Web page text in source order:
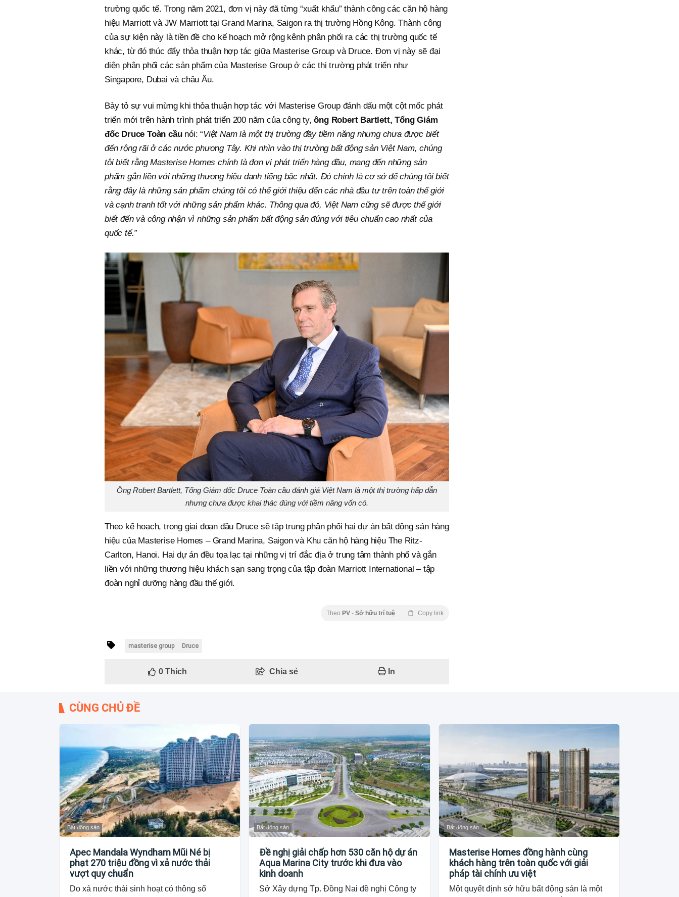
trường quốc tế. Trong năm 2021, đơn vị này đã từng “xuất khẩu” thành công các căn hộ hàng
hiệu Marriott và JW Marriott tại Grand Marina, Saigon ra thị trường Hồng Kông. Thành công
của sự kiện này là tiền đề cho kế hoạch mở rộng kênh phân phối ra các thị trường quốc tế
khác, từ đó thúc đẩy thỏa thuận hợp tác giữa Masterise Group và Druce. Đơn vị này sẽ đại
diện phân phối các sản phẩm của Masterise Group ở các thị trường phát triển như
Singapore, Dubai và châu Âu.
Bày tỏ sự vui mừng khi thỏa thuận hợp tác với Masterise Group đánh dấu một cột mốc phát
triển mới trên hành trình phát triển 200 năm của công ty,ông Robert Bartlett, Tổng Giám
đốc Druce Toàn cầu nói: “Việt Nam là một thị trường đầy tiềm năng nhưng chưa được biết
đến rộng rãi ở các nước phương Tây. Khi nhìn vào thị trường bất động sản Việt Nam, chúng
tôi biết rằng Masterise Homes chính là đơn vị phát triển hàng đầu, mang đến những sản
phẩm gắn liền với những thương hiệu danh tiếng bậc nhất. Đó chính là cơ sở để chúng tôi biết
rằng đây là những sản phẩm chúng tôi có thể giới thiệu đến các nhà đầu tư trên toàn thế giới
và cạnh tranh tốt với những sản phẩm khác. Thông qua đó, Việt Nam cũng sẽ được thế giới
biết đến và công nhận vì những sản phẩm bất động sản đúng với tiêu chuẩn cao nhất của
quốc tế.”
Ông Robert Bartlett, Tổng Giám đốc Druce Toàn cầu đánh giá Việt Nam là một thị trường hấp dẫn
nhưng chưa được khai thác đúng với tiềm năng vốn có.
Theo kế hoạch, trong giai đoạn đầu Druce sẽ tập trung phân phối hai dự án bất động sản hàng
hiệu của Masterise Homes – Grand Marina, Saigon và Khu căn hộ hàng hiệu The Ritz-
Carlton, Hanoi. Hai dự án đều tọa lạc tại những vị trí đắc địa ở trung tâm thành phố và gắn
liền với những thương hiệu khách sạn sang trọng của tập đoàn Marriott International – tập
đoàn nghỉ dưỡng hàng đầu thế giới.
Theo PV - Sở hữu trí tuệ Copy link
masterise group Druce
0Thích Chia sẻ In
CÙNG CHỦ ĐỀ
Bất động sản
Apec Mandala Wyndham Mũi Né bị
phạt 270 triệu đồng vì xả nước thải
vượt quy chuẩn
Do xả nước thải sinh hoạt có thông số
Bất động sản
Đề nghị giải chấp hơn 530 căn hộ dự án
Aqua Marina City trước khi đưa vào
kinh doanh
Sở Xây dựng Tp. Đồng Nai đề nghị Công ty
Bất động sản
Masterise Homes đồng hành cùng
khách hàng trên toàn quốc với giải
pháp tài chính ưu việt
Một quyết định sở hữu bất động sản là một